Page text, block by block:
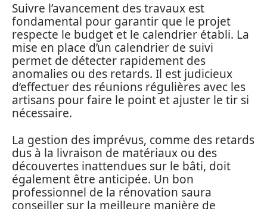
Suivre l’avancement des travaux est
fondamental pour garantir que le projet
respecte le budget et le calendrier établi. La
mise en place d’un calendrier de suivi
permet de détecter rapidement des
anomalies ou des retards. Il est judicieux
d’effectuer des réunions régulières avec les
artisans pour faire le point et ajuster le tir si
nécessaire.
La gestion des imprévus, comme des retards
dus à la livraison de matériaux ou des
découvertes inattendues sur le bâti, doit
également être anticipée. Un bon
professionnel de la rénovation saura
conseiller sur la meilleure manière de